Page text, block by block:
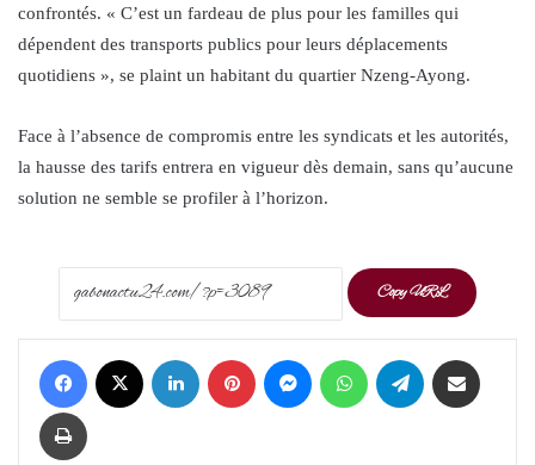
confrontés. « C’est un fardeau de plus pour les familles qui
dépendent des transports publics pour leurs déplacements
quotidiens », se plaint un habitant du quartier Nzeng-Ayong.
Face à l’absence de compromis entre les syndicats et les autorités,
la hausse des tarifs entrera en vigueur dès demain, sans qu’aucune
solution ne semble se profiler à l’horizon.
Copy URL
Facebook LinkedIn Pinterest Messenger WhatsApp Telegram
Print